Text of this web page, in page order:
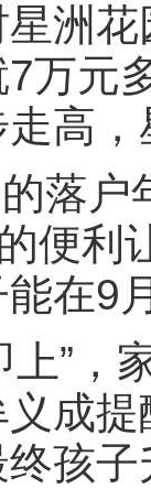
洲
万元
高
落
便
在9
上”，
成
孩